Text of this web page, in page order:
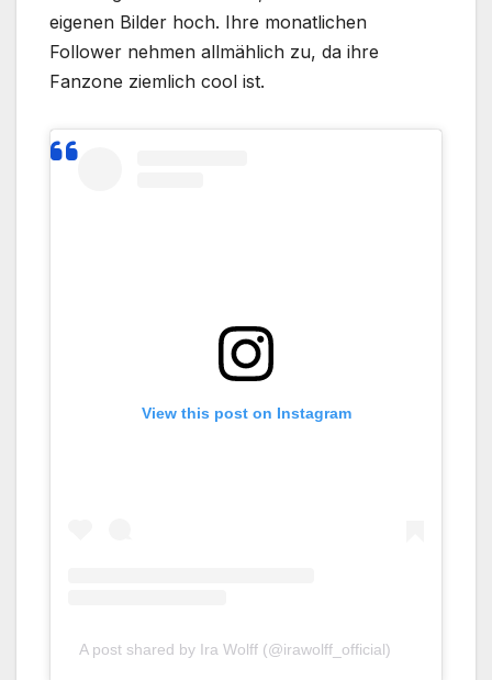
eigenen Bilder hoch. Ihre monatlichen
Follower nehmen allmählich zu, da ihre
Fanzone ziemlich cool ist.
View this post on Instagram
A post shared by Ira Wolff (@irawolff_official)